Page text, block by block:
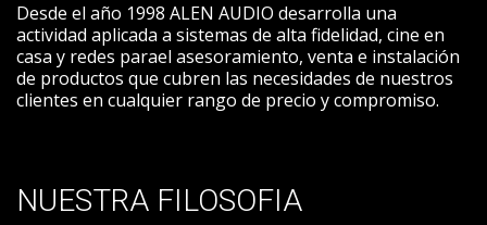
Desde el año 1998 ALEN AUDIO desarrolla una
actividad aplicada a sistemas de alta fidelidad, cine en
casa y redes parael asesoramiento, venta e instalación
de productos que cubren las necesidades de nuestros
clientes en cualquier rango de precio y compromiso.
NUESTRA FILOSOFIA